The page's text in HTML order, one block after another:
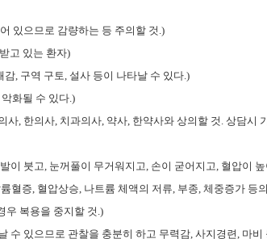
있으므로 감량하는 등 주의할 것 .)
고 있는 환자)
감 구역 구토 설사 등이 나타날 수 있다 .)
화될 수 있다 .)
사 한의사 치과의사 약사 한약사와 상의할 것 상담시
이 붓고 눈꺼풀이 무거워지고 손이 굳어지고 혈압이
혈증 혈압상승 나트륨 체액의 저류 부종 체중증가 등
우 복용을 중지할 것 .)
수 있으므로 관찰을 충분히 하고 무력감 사지경련 마비